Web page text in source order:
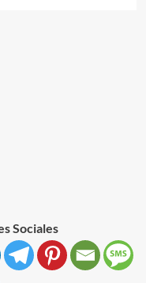
Sociales